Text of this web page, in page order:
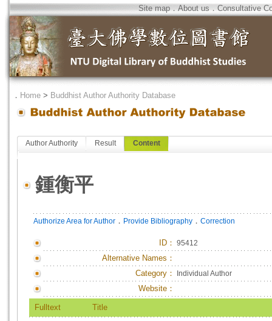
Site map．About us．Consultative
． Home > Buddhist Author Authority Database
Author Authority Result Content
鍾衡平
Authorize Area for Author ． Provide Bibliography ． Correction
ID ： 95412
Alternative Names：
Category：
Individual Author
Website：
Fulltext Title